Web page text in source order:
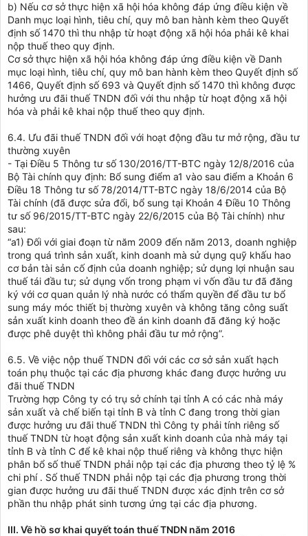
b) Nếu cơ sở thực hiện xã hội hóa không đáp ứng điều kiện về
Danh mục loại hình, tiêu chí, quy mô ban hành kèm theo Quyết
định số 1470 thì thu nhập từ hoạt động xã hội hóa phải kê khai
nộp thuế theo quy định.
Cơ sở thực hiện xã hội hóa không đáp ứng điều kiện về Danh
mục loại hình, tiêu chí, quy mô ban hành kèm theo Quyết định số
1466, Quyết định số 693 và Quyết định số 1470 thì không được
hưởng ưu đãi thuế TNDN đối với thu nhập từ hoạt động xã hội
hóa và phải kê khai nộp thuế theo quy định.
6.4. Ưu đãi thuế TNDN đối với hoạt động đầu tư mở rộng, đầu tư
thường xuyên
- Tại Điều 5 Thông tư số 130/2016/TT-BTC ngày 12/8/2016 của
Bộ Tài chính quy định: Bổ sung điểm a1 vào sau điểm a Khoản 6
Điều 18 Thông tư số 78/2014/TT-BTC ngày 18/6/2014 của Bộ
Tài chính (đã được sửa đổi, bổ sung tại Khoản 4 Điều 10 Thông
tư số 96/2015/TT-BTC ngày 22/6/2015 của Bộ Tài chính) như
sau:
“a1) Đối với giai đoạn từ năm 2009 đến năm 2013, doanh nghiệp
trong quá trình sản xuất, kinh doanh mà sử dụng quỹ khấu hao
cơ bản tài sản cố định của doanh nghiệp; sử dụng lợi nhuận sau
thuế tái đầu tư; sử dụng vốn trong phạm vi vốn đầu tư đã đăng
ký với cơ quan quản lý nhà nước có thẩm quyền để đầu tư bổ
sung máy móc thiết bị thường xuyên và không tăng công suất
sản xuất kinh doanh theo đề án kinh doanh đã đăng ký hoặc
được phê duyệt thì không phải đầu tư mở rộng”.
6.5. Về việc nộp thuế TNDN đối với các cơ sở sản xuất hạch
toán phụ thuộc tại các địa phương khác đang được hưởng ưu
đãi thuế TNDN
Trường hợp Công ty có trụ sở chính tại tỉnh A có các nhà máy
sản xuất và chế biến tại tỉnh B và tỉnh C đang trong thời gian
được hưởng ưu đãi thuế TNDN thì Công ty phải tính riêng số
thuế TNDN từ hoạt động sản xuất kinh doanh của nhà máy tại
tỉnh B và tỉnh C để kê khai nộp thuế riêng và không thực hiện
phân bổ số thuế TNDN phải nộp tại các địa phương theo tỷ lệ %
chi phí . Số thuế TNDN phải nộp tại các địa phương trong thời
gian được hưởng ưu đãi thuế TNDN được xác định trên cơ sở
phần thu nhập phát sinh tương ứng tại các địa phương.
III. Về hồ sơ khai quyết toán thuế TNDN năm 2016